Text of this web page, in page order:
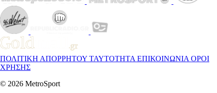
ΠΟΛΙΤΙΚΗ ΑΠΟΡΡΗΤΟΥ ΤΑΥΤΟΤΗΤΑ ΕΠΙΚΟΙΝΩΝΙΑ ΟΡΟΙ
ΧΡΗΣΗΣ
© 2026 MetroSport